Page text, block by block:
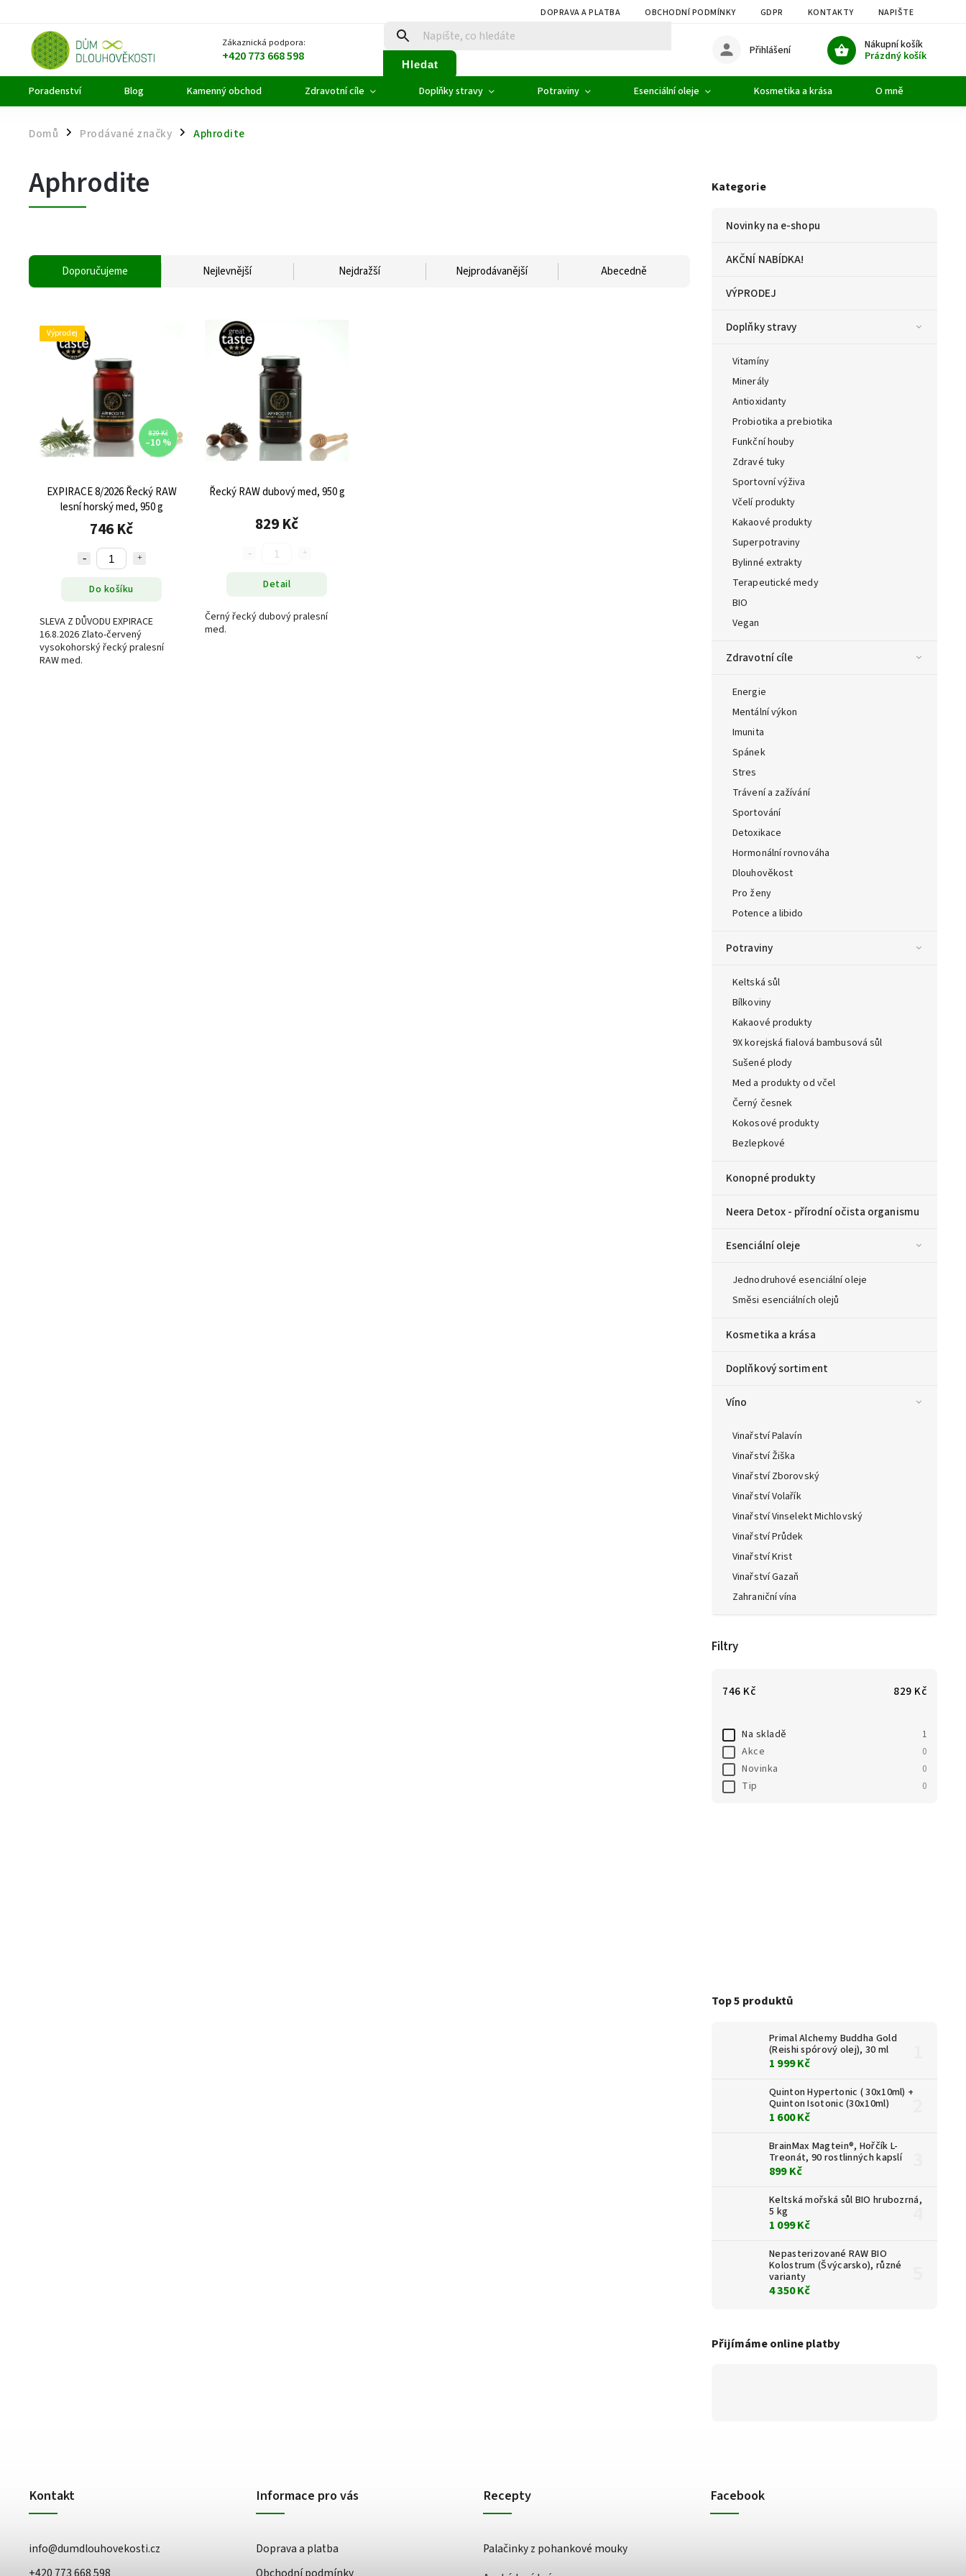
DOPRAVA A PLATBA OBCHODNÍ PODMÍNKY GDPR KONTAKTY NAPIŠTE NÁM
Zákaznická podpora:
+420 773 668 598 Hledat
Nákupní košík
Prázdný košík
Přihlášení
Poradenství Blog Kamenný obchod Zdravotní cíle Doplňky stravy Potraviny Esenciální oleje Kosmetika a krása O mně
Domů / Prodávané značky / Aphrodite
Kategorie
Novinky na e-shopu
AKČNÍ NABÍDKA!
VÝPRODEJ
Doplňky stravy
Vitamíny
Minerály
Antioxidanty
Probiotika a prebiotika
Funkční houby
Zdravé tuky
Sportovní výživa
Včelí produkty
Kakaové produkty
Superpotraviny
Bylinné extrakty
Terapeutické medy
BIO
Vegan
Zdravotní cíle
Energie
Mentální výkon
Imunita
Spánek
Stres
Trávení a zažívání
Sportování
Detoxikace
Hormonální rovnováha
Dlouhověkost
Pro ženy
Potence a libido
Potraviny
Keltská sůl
Bílkoviny
Kakaové produkty
9X korejská fialová bambusová sůl
Sušené plody
Med a produkty od včel
Černý česnek
Kokosové produkty
Bezlepkové
Konopné produkty
Neera Detox - přírodní očista organismu
Esenciální oleje
Jednodruhové esenciální oleje
Směsi esenciálních olejů
Kosmetika a krása
Doplňkový sortiment
Víno
Vinařství Palavín
Vinařství Žiška
Vinařství Zborovský
Vinařství Volařík
Vinařství Vinselekt Michlovský
Vinařství Průdek
Vinařství Krist
Vinařství Gazaň
Zahraniční vína
Filtry
746 Kč 829 Kč
Na skladě 1
Akce 0
Novinka 0
Tip 0
Top 5 produktů
Primal Alchemy Buddha Gold
(Reishi spórový olej), 30 ml
1 999 Kč
Quinton Hypertonic ( 30x10ml) +
Quinton Isotonic (30x10ml)
1 600 Kč
BrainMax Magtein®, Hořčík L-
Treonát, 90 rostlinných kapslí
899 Kč
Keltská mořská sůl BIO hrubozrná,
5 kg
1 099 Kč
Nepasterizované RAW BIO
Kolostrum (Švýcarsko), různé
varianty
4 350 Kč
Přijímáme online platby
Aphrodite
Doporučujeme Nejlevnější Nejdražší Nejprodávanější Abecedně
Výprodej
829 Kč
–10 %
EXPIRACE 8/2026 Řecký RAW
lesní horský med, 950 g
746 Kč
Do košíku
SLEVA Z DŮVODU EXPIRACE
16.8.2026 Zlato-červený
vysokohorský řecký pralesní
RAW med.
Řecký RAW dubový med, 950 g
829 Kč
Detail
Černý řecký dubový pralesní
med.
Kontakt
info@dumdlouhovekosti.cz
Informace pro vás
Doprava a platba
Recepty
Palačinky z pohankové mouky
Facebook